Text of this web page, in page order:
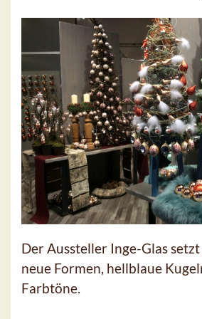
Der Aussteller Inge-Glas
neue Formen, hellblaue
Farbtöne.